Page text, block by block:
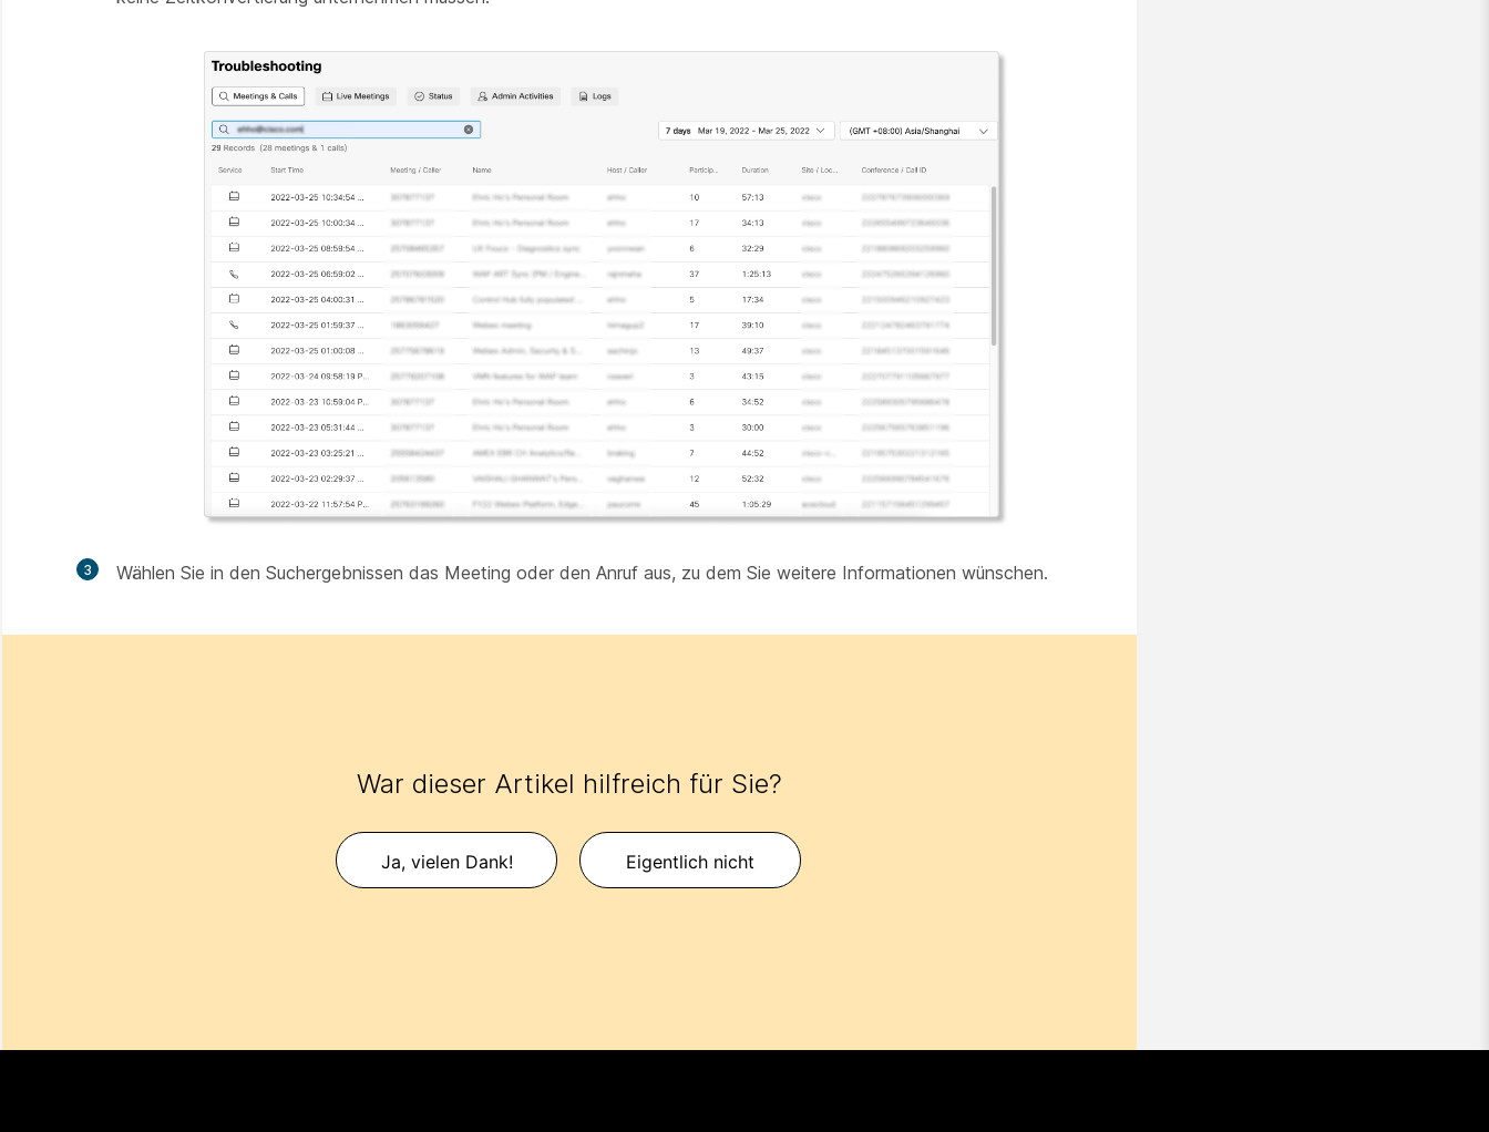
3 Wählen Sie in den Suchergebnissen das Meeting oder den Anruf aus, zu dem Sie weitere Informationen wünschen.
War dieser Artikel hilfreich für Sie?
Ja, vielen Dank! Eigentlich nicht